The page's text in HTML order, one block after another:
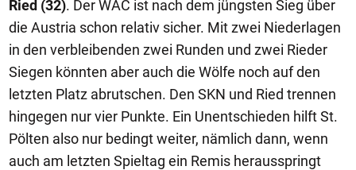
Ried (32). Der WAC ist nach dem jüngsten Sieg über
die Austria schon relativ sicher. Mit zwei Niederlagen
in den verbleibenden zwei Runden und zwei Rieder
Siegen könnten aber auch die Wölfe noch auf den
letzten Platz abrutschen. Den SKN und Ried trennen
hingegen nur vier Punkte. Ein Unentschieden hilft St.
Pölten also nur bedingt weiter, nämlich dann, wenn
auch am letzten Spieltag ein Remis herausspringt